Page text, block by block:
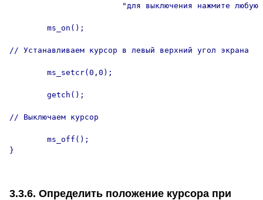
"для выключения нажмите любую
        ms_on();
// Устанавливаем курсор в левый верхний угол экрана
        ms_setcr(0,0);
        getch();
// Выключаем курсор
        ms_off();
}
3.3.6. Определить положение курсора при